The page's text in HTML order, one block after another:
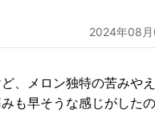
2024年08月
、メロン独特の苦みや
も早そうな感じがした